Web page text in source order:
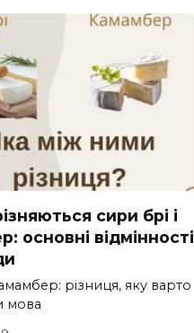
сири брі і
основні відмінності
різниця, яку варто
мова